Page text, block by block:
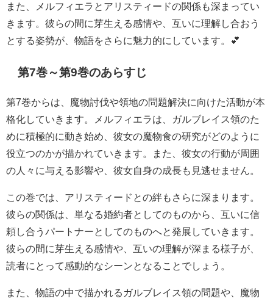
また、メルフィエラとアリスティードの関係も深まってい
きます。彼らの間に芽生える感情や、互いに理解し合おう
とする姿勢が、物語をさらに魅力的にしています。💕
第7巻～第9巻のあらすじ
第7巻からは、魔物討伐や領地の問題解決に向けた活動が本
格化していきます。メルフィエラは、ガルブレイス領のた
めに積極的に動き始め、彼女の魔物食の研究がどのように
役立つのかが描かれていきます。また、彼女の行動が周囲
の人々に与える影響や、彼女自身の成長も見逃せません。
この巻では、アリスティードとの絆もさらに深まります。
彼らの関係は、単なる婚約者としてのものから、互いに信
頼し合うパートナーとしてのものへと発展していきます。
彼らの間に芽生える感情や、互いの理解が深まる様子が、
読者にとって感動的なシーンとなることでしょう。
また、物語の中で描かれるガルブレイス領の問題や、魔物